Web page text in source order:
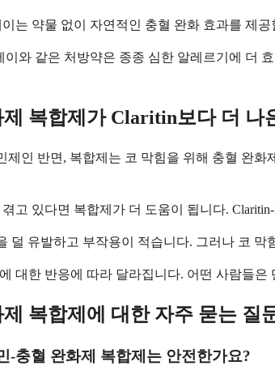
는 약물 없이 자연적인 충혈 완화 효과를 제
와 같은 처방약은 종종 심한 알레르기에 더
복합제가 Claritin보다 더 나
제인 반면, 복합제는 코 막힘을 위해 충혈 완
고 있다면 복합제가 더 도움이 됩니다.
덜 유발하고 부작용이 적습니다. 그러나 코
대한 반응에 따라 달라집니다. 어떤 사람들
복합제에 대한 자주 묻는 질
-충혈 완화제 복합제는 안전한가요?